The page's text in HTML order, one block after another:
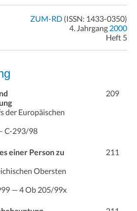
ZUM-RD (ISSN: 1433-0350)
4. Jahrgang 2000
Heft 5
der Europäischen
C-293/98
209
einer Person zu
Obersten
— 4 Ob 205/99x
211